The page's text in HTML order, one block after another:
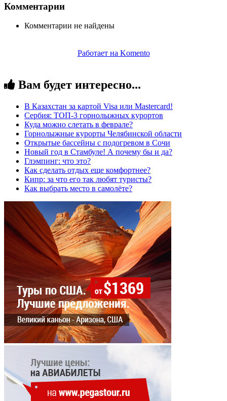
Комментарии
Комментарии не найдены
Работает на Komento
Вам будет интересно...
В Казахстан за картой Visa или Masterсard!
Сербия: ТОП-3 горнолыжных курортов
Куда можно слетать в феврале?
Горнолыжные курорты Челябинской области
Открытые бассейны с подогревом в Сочи
Новый год в Стамбуле! А почему бы и да?
Глэмпинг: что это?
Как сделать отдых еще комфортнее?
Кипр: за что его так любят туристы?
Как выбрать место в самолёте?